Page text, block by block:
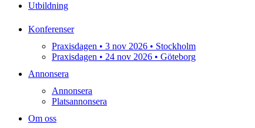
Utbildning
Konferenser
Praxisdagen • 3 nov 2026 • Stockholm
Praxisdagen • 24 nov 2026 • Göteborg
Annonsera
Annonsera
Platsannonsera
Om oss